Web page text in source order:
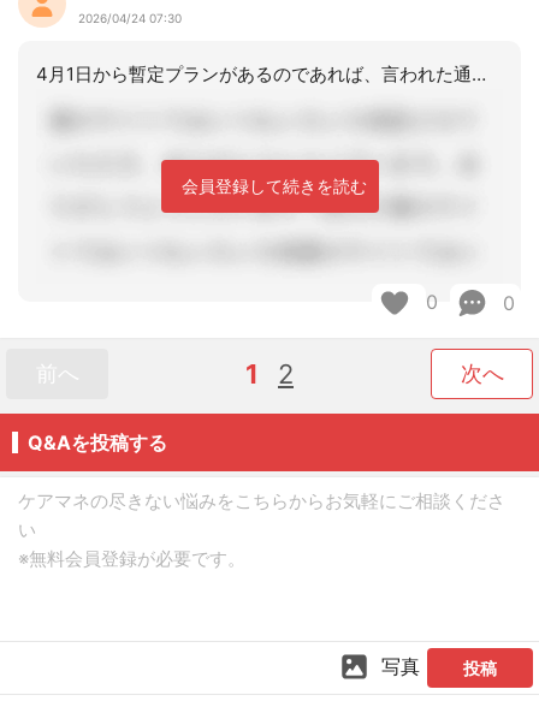
2026/04/24 07:30
4月1日から暫定プランがあるのであれば、言われた通りに4/1からでも大丈夫ではあ
会員登録して続きを読む
0 0
前へ 1 2 次へ
Q&Aを投稿する
写真 投稿